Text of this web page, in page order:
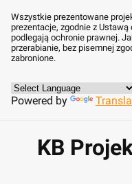
Wszystkie prezentowane
prezentacje, zgodnie z
podlegają ochronie prawnej.
przerabianie, bez pisemnej
zabronione.
Powered by
KB